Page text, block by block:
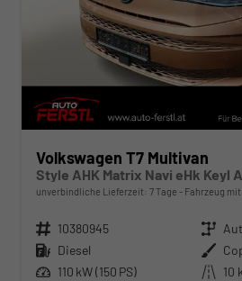
Volkswagen T7 Multivan
Style AHK Matrix Navi eHk Keyl
unverbindliche Lieferzeit: 7 Tage Fahrzeug
Fahrzeugnr. 10380945 Getriebe
Kraftstoff Diesel Außenfarbe
Leistung 110 kW (150 PS) Kilometerstand 10